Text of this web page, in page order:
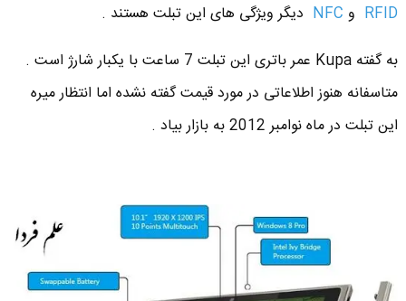
RFID و NFC دیگر ویژگی های این تبلت هستند .
به گفته Kupa عمر باتری این تبلت 7 ساعت با یکبار شارژ است .
متاسفانه هنوز اطلاعاتی در مورد قیمت گفته نشده اما انتظار میره
این تبلت در ماه نوامبر 2012 به بازار بیاد .